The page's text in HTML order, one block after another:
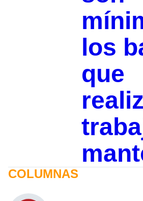
los
que
COLUMNAS